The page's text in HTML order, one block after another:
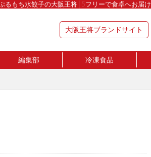
るもち水餃子の大阪王将│5フリーで食卓へお届け
大阪王将ブランドサイト
編集部 冷凍食品